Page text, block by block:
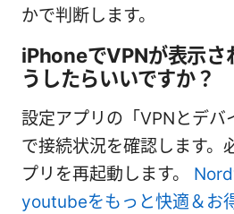
かで判断します。
iPhoneでVPNが表示さ
うしたらいいですか？
設定アプリの「VPNとデバ
で接続状況を確認します。
プリを再起動します。
youtubeをもっと快適＆お